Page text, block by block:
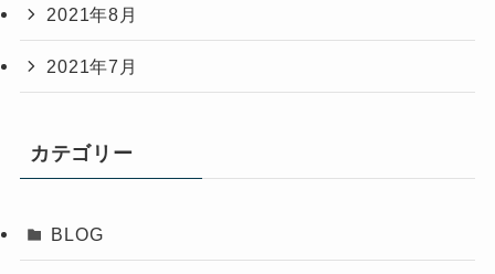
2021年8月
2021年7月
カテゴリー
BLOG